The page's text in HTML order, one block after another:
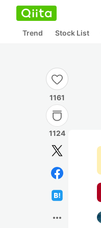
Trend Stock List
1161
1124
more_horiz